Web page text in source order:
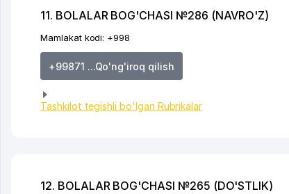
11. BOLALAR BOG'CHASI №286 (NAVRO'Z)
Mamlakat kodi: +998
+99871 ...Qo'ng'iroq qilish
Tashkilot tegishli bo'lgan Rubrikalar
12. BOLALAR BOG'CHASI №265 (DO'STLIK)